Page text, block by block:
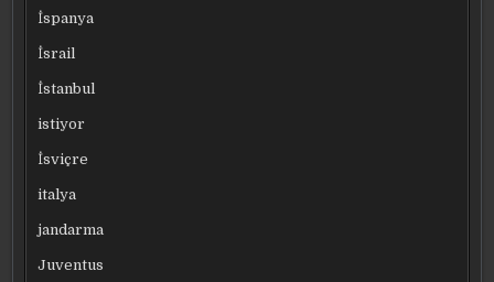
İspanya
İsrail
İstanbul
istiyor
İsviçre
italya
jandarma
Juventus